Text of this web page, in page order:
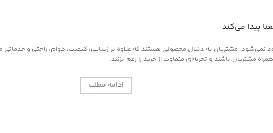
پیدا می‌کند
مشتریان به دنبال محصولی هستند که علاوه بر زیبایی، کیفیت، دوام، راحتی و خدماتی
مشتریان باشند و تجربه‌ای متفاوت از خرید را رقم بزنند.
ادامه مطلب